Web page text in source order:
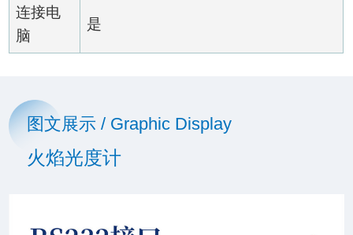
连接电
脑
是
图文展示 / Graphic Display
火焰光度计